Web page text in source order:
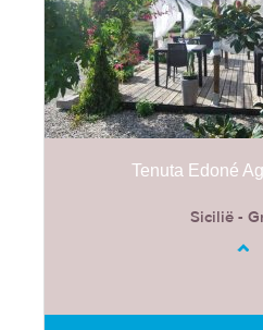
Tenuta Edoné
Sicilië -